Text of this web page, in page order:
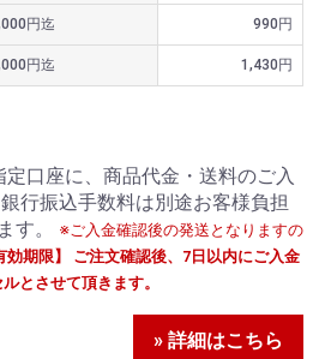
円迄 990円
円迄 1,430円
定口座に、商品代金・送料のご入
行振込手数料は別途お客様負担
す。
※ご入金確認後の発送となりますの
効期限】 ご注文確認後、7日以内にご入金
とさせて頂きます。
» 詳細はこちら